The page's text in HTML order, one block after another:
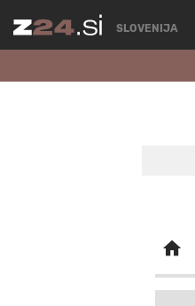
SLOVENIJA